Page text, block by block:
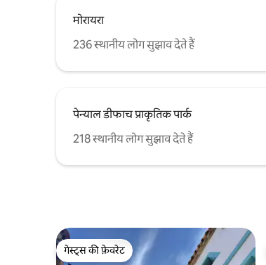
मोरायरा
236 स्थानीय लोग सुझाव देते हैं
पेन्याल डीफाच प्राकृतिक पार्क
218 स्थानीय लोग सुझाव देते हैं
गेस्ट्स की फ़ेवरेट
गेस्ट्स की फ़ेवरेट